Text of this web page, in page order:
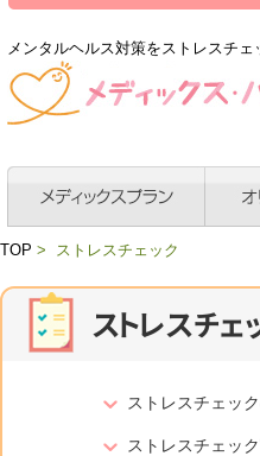
メンタルヘルス対策をストレスチ
TOP > ストレスチェック
ストレスチェ
ストレスチェッ
ストレスチェッ